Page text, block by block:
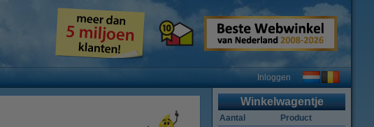
Inloggen
Winkelwagentje
Aantal Product